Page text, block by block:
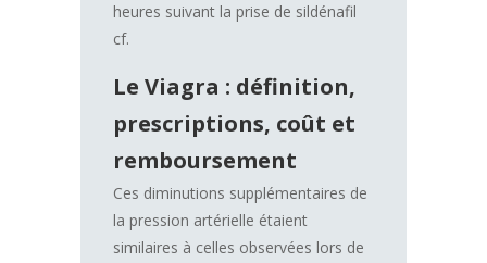
heures suivant la prise de sildénafil
cf.
Le Viagra : définition,
prescriptions, coût et
remboursement
Ces diminutions supplémentaires de
la pression artérielle étaient
similaires à celles observées lors de